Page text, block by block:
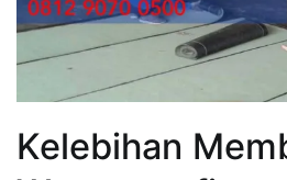
Kelebihan